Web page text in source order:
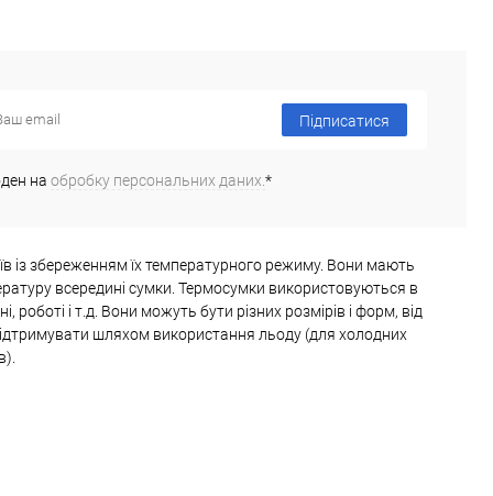
Підписатися
на обробку персональних даних. *
із збереженням їх температурного режиму. Вони мають
всередині сумки. Термосумки використовуються в
і т.д. Вони можуть бути різних розмірів і форм, від
шляхом використання льоду (для холодних